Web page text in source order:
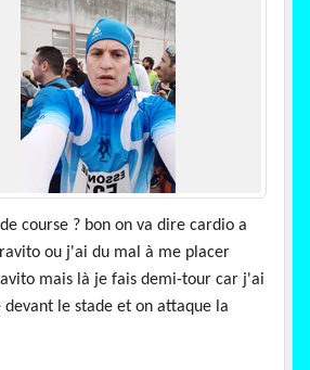
course ? bon on va dire cardio a
ou j'ai du mal à me placer
mais là je fais demi-tour car j'ai
le stade et on attaque la